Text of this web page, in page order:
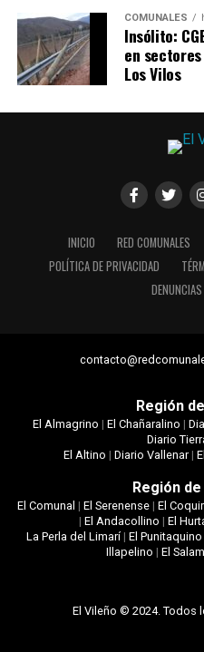
COMUNALES
Insólito:
en
Los Vilos
INICIO RED COMUNALES
POLÍTICA DE PRIVACIDAD
DENUNCIAS
Región
El Almagrino | El Chañaralino |
Diario
El Altino | Diario Vallenar|
Región
El Comunal | El Serenense| El
| El Andacollino | El
La Perla del Limarí|El Punitaquino
Illapelino | El
El Vileño © 2024. Todos